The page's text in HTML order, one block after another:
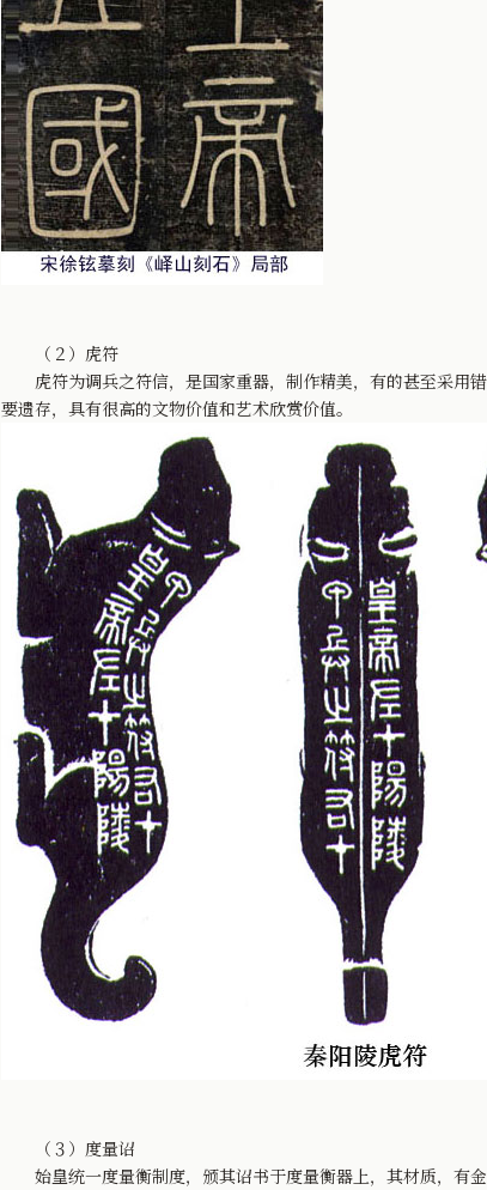
（２）虎符
虎符为调兵之符信，是国家重器，制作精美，有的甚至采用
要遗存，具有很高的文物价值和艺术欣赏价值。
（３）度量诏
始皇统一度量衡制度，颁其诏书于度量衡器上，其材质，有金